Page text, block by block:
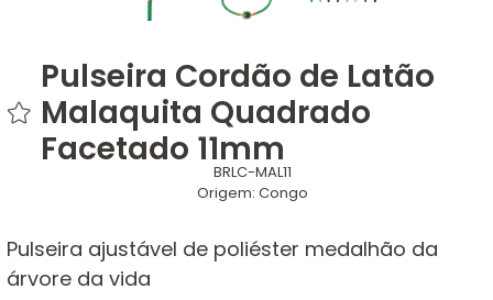
Pulseira Cordão de Latão
Malaquita Quadrado
Facetado 11mm
BRLC-MAL11
Origem: Congo
Pulseira ajustável de poliéster medalhão da
árvore da vida